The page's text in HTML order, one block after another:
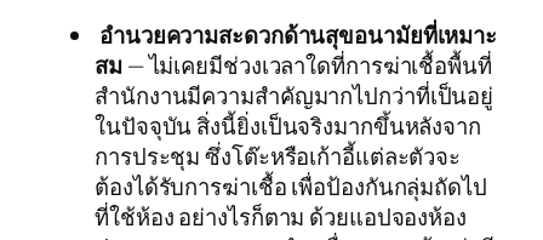
อำนวยความสะดวกด้านสุขอนามัยที่เหมาะ
สม— ไม่เคยมีช่วงเวลาใดที่การฆ่าเชื้อพื้นที่
สำนักงานมีความสำคัญมากไปกว่าที่เป็นอยู่
ในปัจจุบัน สิ่งนี้ยิ่งเป็นจริงมากขึ้นหลังจาก
การประชุม ซึ่งโต๊ะหรือเก้าอี้แต่ละตัวจะ
ต้องได้รับการฆ่าเชื้อ เพื่อป้องกันกลุ่มถัดไป
ที่ใช้ห้อง อย่างไรก็ตาม ด้วยแอปจองห้อง